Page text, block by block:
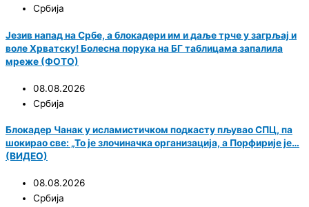
Србија
Језив напад на Србе, а блокадери им и даље трче у загрљај и
воле Хрватску! Болесна порука на БГ таблицама запалила
мреже (ФОТО)
08.08.2026
Србија
Блокадер Чанак у исламистичком подкасту пљувао СПЦ, па
шокирао све: „То је злочиначка организација, а Порфирије је…
(ВИДЕО)
08.08.2026
Србија